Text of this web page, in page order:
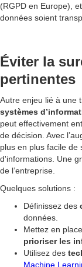
(RGPD en Europe),
données soient
Éviter la
pertinentes
Autre enjeu lié à une
systèmes
peut effectivement
de décision. Avec
plus en plus facile de
d'informations. Une
de l’entreprise.
Quelques solutions :
Définissez des
données.
Mettez en
prioriser les
Utilisez des
Machine